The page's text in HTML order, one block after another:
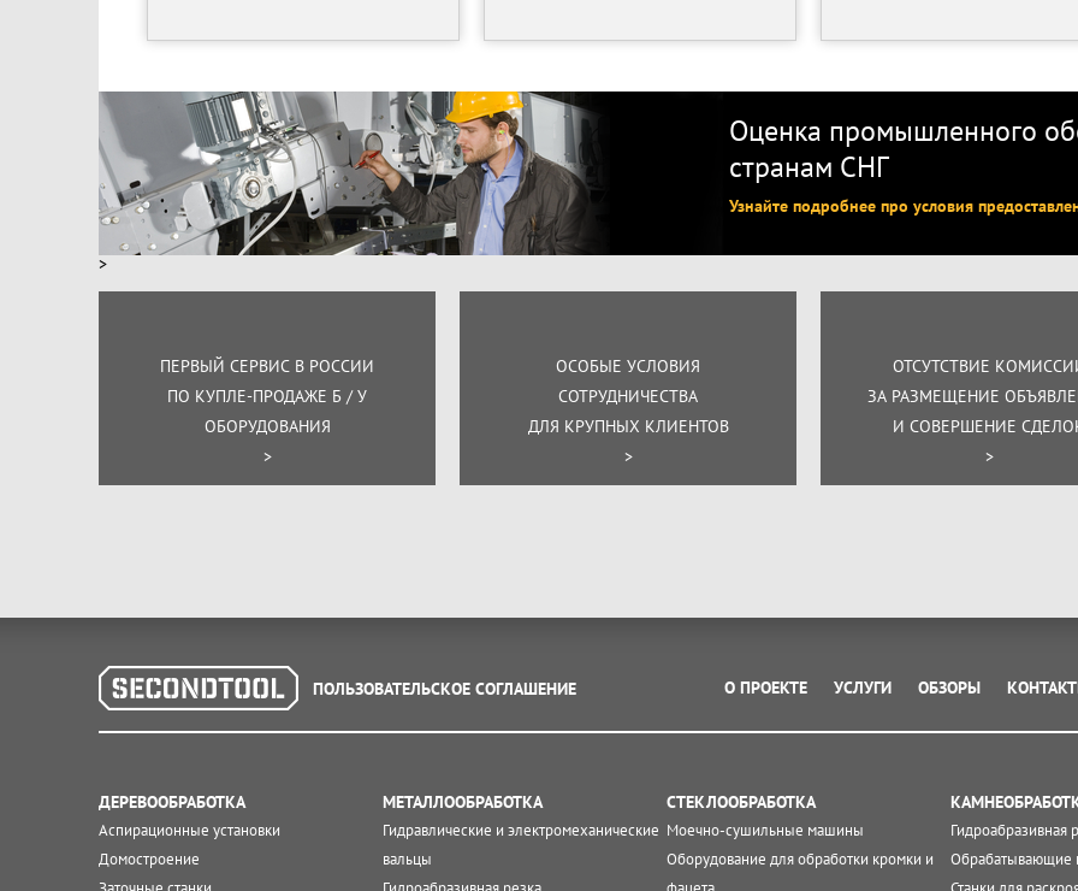
Оценка промышленного
странам СНГ
Узнайте подробнее про условия
>
ПЕРВЫЙ СЕРВИС В РОССИИ
ПО КУПЛЕ-ПРОДАЖЕ Б / У
ОБОРУДОВАНИЯ
>
ОСОБЫЕ УСЛОВИЯ
СОТРУДНИЧЕСТВА
ДЛЯ КРУПНЫХ КЛИЕНТОВ
>
ОТСУТСТВИЕ
ЗА РАЗМЕЩЕНИЕ
И СОВЕРШЕНИЕ
>
ПОЛЬЗОВАТЕЛЬСКОЕ СОГЛАШЕНИЕ О ПРОЕКТЕ УСЛУГИ ОБЗОРЫ
ДЕРЕВООБРАБОТКА
Аспирационные установки
Домостроение
МЕТАЛЛООБРАБОТКА
Гидравлические и электромеханические
вальцы
СТЕКЛООБРАБОТКА
Моечно-сушильные машины
Оборудование для обработки кромки и
Гидроабразивная
Обрабатывающие